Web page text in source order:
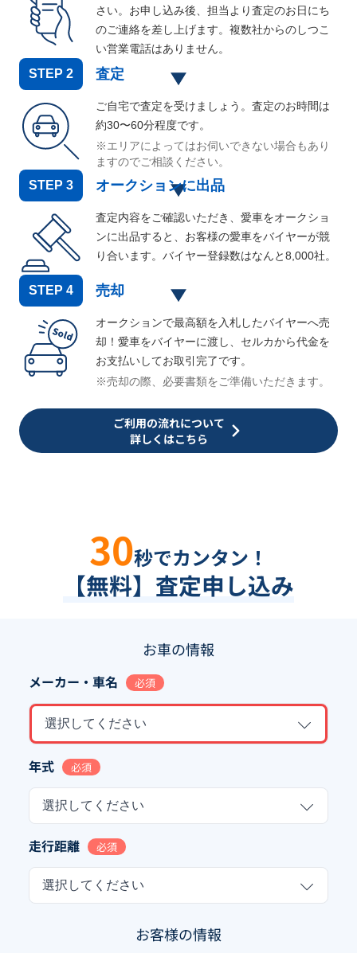
さい。お申し込み後、担当より査定のお日にち
のご連絡を差し上げます。複数社からのしつこ
い営業電話はありません。
STEP 2 査定
ご自宅で査定を受けましょう。査定のお時間は
約30〜60分程度です。
※エリアによってはお伺いできない場合もあり
ますのでご相談ください。
STEP 3 オークションに出品
査定内容をご確認いただき、愛車をオークショ
ンに出品すると、お客様の愛車をバイヤーが競
り合います。バイヤー登録数はなんと8,000社。
STEP 4 売却
オークションで最高額を入札したバイヤーへ売
却！愛車をバイヤーに渡し、セルカから代金を
お支払いしてお取引完了です。
※売却の際、必要書類をご準備いただきます。
ご利用の流れについて
詳しくはこちら
30秒でカンタン！
【無料】査定申し込み
お車の情報
メーカー・車名 必須
選択してください
年式 必須
選択してください
走行距離 必須
選択してください
お客様の情報